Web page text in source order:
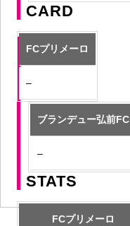
CARD
FCプリメーロ
–
ブランデュー弘前FC
–
STATS
FCプリメーロ